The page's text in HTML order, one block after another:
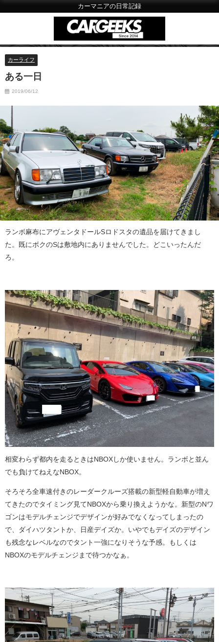
カーマニアの日常記録
カーライフ
ある一日
2019/06/12
ランボ麻布にアヴェンタドールSロドスタの遺品を届けてきまし
た。既にボクのSは敷地内にありませんでした。どこいったんだ
ろ。
相変わらず都内を走るときはNBOXしか使いません。ランボと並ん
でも負けてねえなNBOX。
そろそろ全車速付きのレーダークルーズ搭載の新型軽自動車が増え
てきたのでタイミング見てNBOXから乗り換えようかな。新型のNワ
ゴンはモデルチェンジでデザインが好みでなくなってしまったの
で、ダイハツタントか、日産デイズか。いやでもデイズのデザイン
も残念なレベルなのでタント一強になりそうな予感。もしくは
NBOXのモデルチェンジまで待つかなぁ。